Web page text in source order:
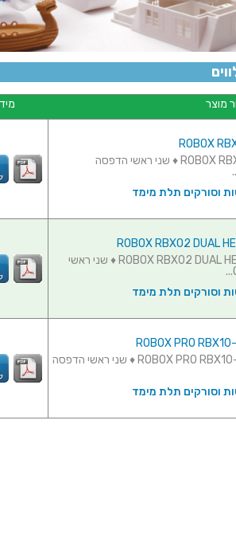
מוצר
מדפסת תלת מימד - ROBOX RBX01 3D PRINTER ♦ שני ראשי הדפסה
וסורקים תלת מימד
מדפסת תלת מימד - ROBOX RBX02 DUAL HEAD 3D PRINTER ♦ שני ראשי
וסורקים תלת מימד
מדפסת תלת מימד - ROBOX PRO RBX10-SK 3D PRINTER ♦ שני ראשי הדפסה
וסורקים תלת מימד